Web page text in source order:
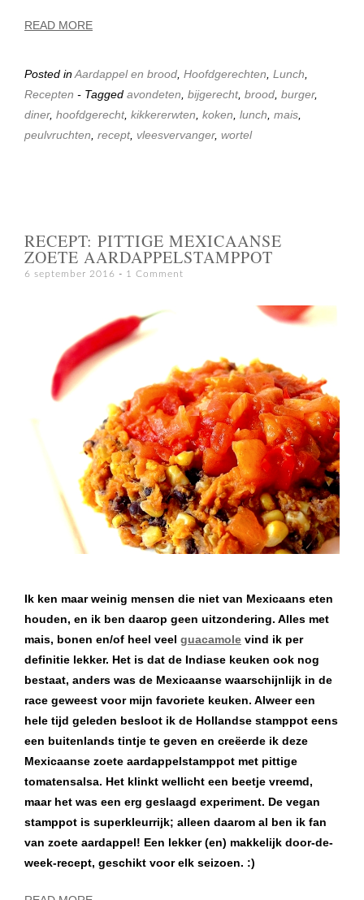
READ MORE
Posted inAardappel en brood Hoofdgerechten Lunch
Recepten - Tagged avondeten bijgerecht, brood burger,
diner, hoofdgerecht, kikkererwten koken lunch mais
peulvruchten recept, vleesvervanger, wortel
RECEPT: PITTIGE MEXICAANSE
ZOETE AARDAPPELSTAMPPOT
6 september 2016 1 Comment
Ik ken maar weinig mensen die niet van Mexicaans eten
houden, en ik ben daarop geen uitzondering. Alles met
mais, bonen en/of heel veel guacamole vind ik per
definitie lekker. Het is dat de Indiase keuken ook nog
bestaat, anders was de Mexicaanse waarschijnlijk in de
race geweest voor mijn favoriete keuken. Alweer een
hele tijd geleden besloot ik de Hollandse stamppot eens
een buitenlands tintje te geven en creëerde ik deze
Mexicaanse zoete aardappelstamppot met pittige
tomatensalsa. Het klinkt wellicht een beetje vreemd,
maar het was een erg geslaagd experiment. De vegan
stamppot is superkleurrijk; alleen daarom al ben ik fan
van zoete aardappel! Een lekker (en) makkelijk door-de-
week-recept, geschikt voor elk seizoen. :)